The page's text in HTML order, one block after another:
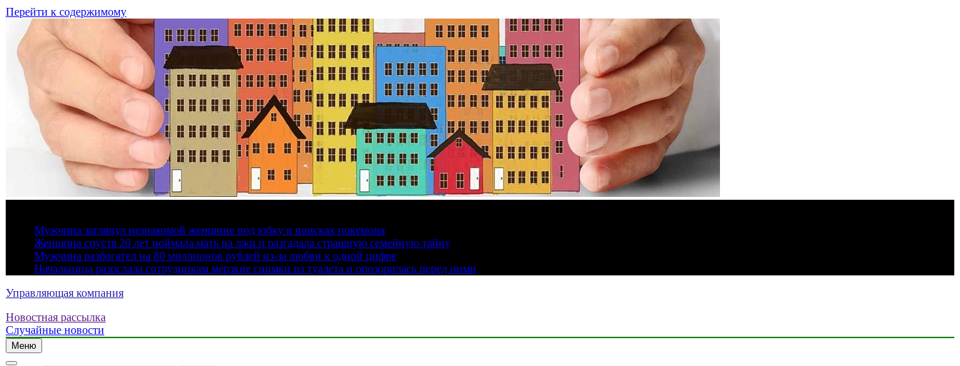
Перейти к содержимому
Мужчина заглянул незнакомой женщине под юбку в поисках покемона
Женщина спустя 20 лет поймала мать на лжи и разгадала страшную семейную тайну
Мужчина разбогател на 80 миллионов рублей из-за любви к одной цифре
Начальница разослала сотрудникам мерзкие снимки из туалета и опозорилась перед ними
Управляющая компания
Новостная рассылка
Случайные новости
Меню